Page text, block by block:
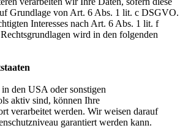
Grundlage von Art. 6 Abs. 1 lit. c DSGVO.
Interesses nach Art. 6 Abs. 1 lit. f
wird in den folgenden
den USA oder sonstigen
aktiv sind, können Ihre
verarbeitet werden. Wir weisen darauf
garantiert werden kann.